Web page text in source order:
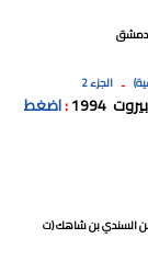
بدمشق
ـ الجزء 2
:اضغط
بن السندي بن شاهك (ت